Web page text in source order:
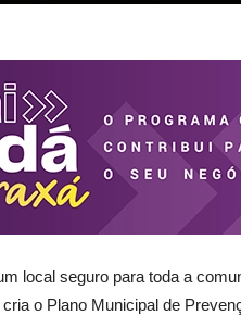
local seguro para toda a
o Plano Municipal de